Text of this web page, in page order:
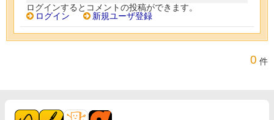
ログインするとコメントの投稿ができます。
ログイン
新規ユーザ登録
0 件